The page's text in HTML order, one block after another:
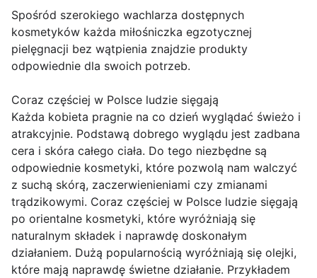
Spośród szerokiego wachlarza dostępnych
kosmetyków każda miłośniczka egzotycznej
pielęgnacji bez wątpienia znajdzie produkty
odpowiednie dla swoich potrzeb.
Coraz częściej w Polsce ludzie sięgają
Każda kobieta pragnie na co dzień wyglądać świeżo i
atrakcyjnie. Podstawą dobrego wyglądu jest zadbana
cera i skóra całego ciała. Do tego niezbędne są
odpowiednie kosmetyki, które pozwolą nam walczyć
z suchą skórą, zaczerwienieniami czy zmianami
trądzikowymi. Coraz częściej w Polsce ludzie sięgają
po orientalne kosmetyki, które wyróżniają się
naturalnym składek i naprawdę doskonałym
działaniem. Dużą popularnością wyróżniają się olejki,
które mają naprawdę świetne działanie. Przykładem